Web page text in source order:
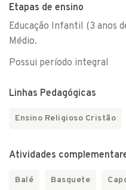
Etapas de ensino
Educação Infantil (3 anos
Médio.
Possui período integral
Linhas Pedagógicas
Ensino Religioso Cristão
Atividades
Balé Basquete